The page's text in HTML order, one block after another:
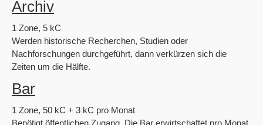
Archiv
1 Zone, 5 kC
Werden historische Recherchen, Studien oder
Nachforschungen durchgeführt, dann verkürzen sich die
Zeiten um die Hälfte.
Bar
1 Zone, 50 kC + 3 kC pro Monat